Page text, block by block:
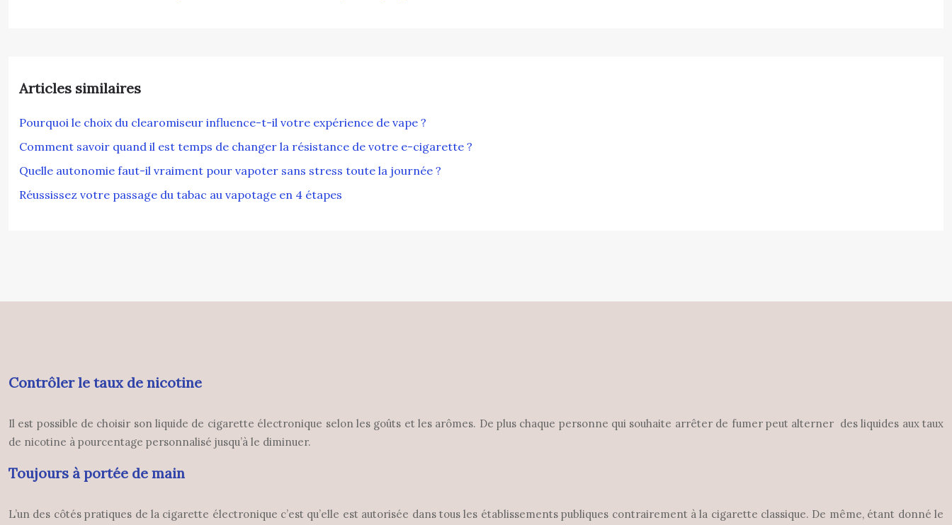
Articles similaires
Pourquoi le choix du clearomiseur influence-t-il votre expérience de vape ?
Comment savoir quand il est temps de changer la résistance de votre e-cigarette ?
Quelle autonomie faut-il vraiment pour vapoter sans stress toute la journée ?
Réussissez votre passage du tabac au vapotage en 4 étapes
Contrôler le taux de nicotine
Il est possible de choisir son liquide de cigarette électronique selon les goûts et les arômes. De plus chaque personne qui souhaite arrêter de fumer peut alterner des liquides aux taux
de nicotine à pourcentage personnalisé jusqu’à le diminuer.
Toujours à portée de main
L’un des côtés pratiques de la cigarette électronique c’est qu’elle est autorisée dans tous les établissements publiques contrairement à la cigarette classique. De même, étant donné le